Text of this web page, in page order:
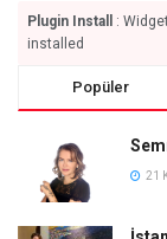
Plugin Install
:
installed
Popüler
21